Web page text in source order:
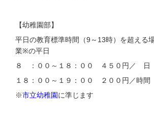
【幼稚園部】
平日の教育標準時間（9 ～ 13時）を超える
業※の平日
８ ：００～１８：００ ４５０円／ 日
１８：００～１９：００ ２００円／時間
※市立幼稚園に準じます